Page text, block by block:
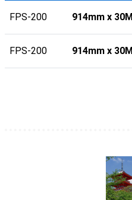
FPS-200 914mm x 30M
FPS-200 914mm x 30M